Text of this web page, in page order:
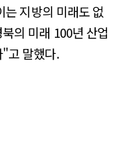
지방의 미래도 없
의 미래 100년 산업
"고 말했다.